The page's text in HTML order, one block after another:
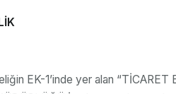
EK-1’inde yer alan